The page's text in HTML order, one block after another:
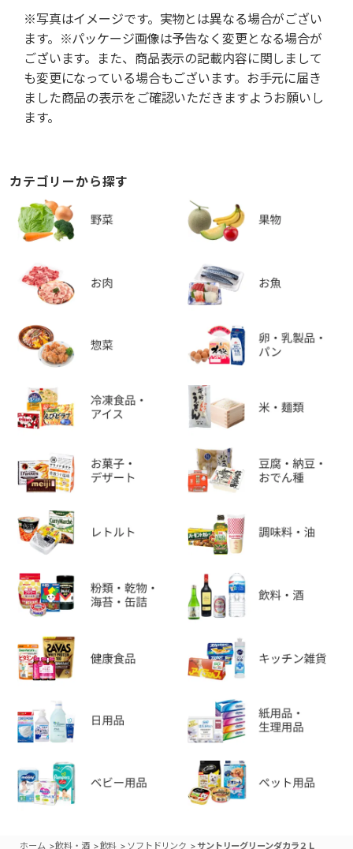
※写真はイメージです。実物とは異なる場合がござい
ます。※パッケージ画像は予告なく変更となる場合が
ございます。また、商品表示の記載内容に関しまして
も変更になっている場合もございます。お手元に届き
ました商品の表示をご確認いただきますようお願いし
ます。
カテゴリーから探す
ホーム >飲料・酒 >飲料 > ソフトドリンク > サントリーグリーンダカラ２Ｌ